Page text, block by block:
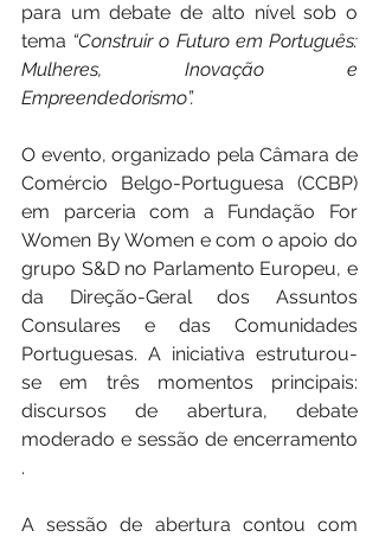
para um debate de alto nível sob o
tema “Construir o Futuro em Português:
Mulheres, Inovação e
Empreendedorismo”.
O evento, organizado pela Câmara de
Comércio Belgo-Portuguesa (CCBP)
em parceria com a Fundação For
Women By Women e com o apoio do
grupo S&D no Parlamento Europeu, e
da Direção-Geral dos Assuntos
Consulares e das Comunidades
Portuguesas. A iniciativa estruturou-
se em três momentos principais:
discursos de abertura, debate
moderado e sessão de encerramento
.
A sessão de abertura contou com